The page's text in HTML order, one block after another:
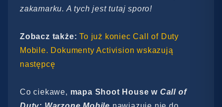
zakamarku. A tych jest tutaj sporo!
Zobacz także:To już koniec Call of Duty
Mobile. Dokumenty Activision wskazują
następcę
Co ciekawe, mapa Shoot House w Call of